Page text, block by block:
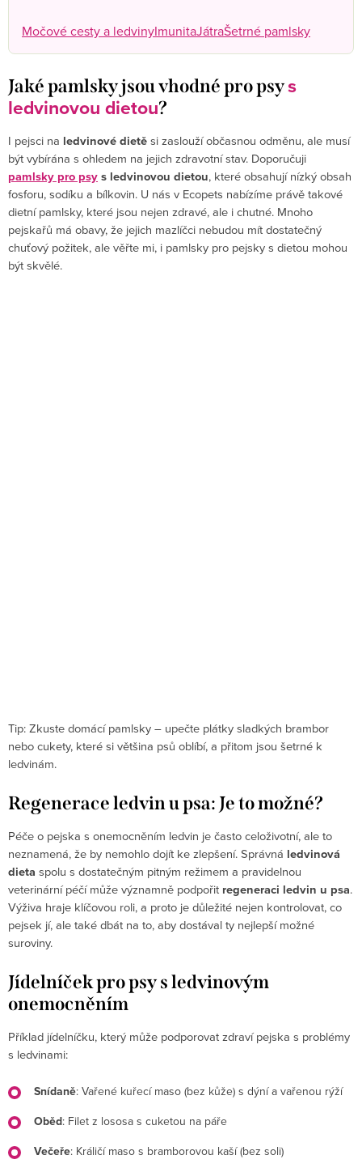
Močové cesty a ledvinyImunitaJátraŠetrné pamlsky
Jaké pamlsky jsou vhodné pro psys
ledvinovou dietou?
I pejsci na ledvinové dietěsi zaslouží občasnou odměnu, ale musí
být vybírána s ohledem na jejich zdravotní stav. Doporučuji
pamlsky pro psys ledvinovou dietou, které obsahují nízký obsah
fosforu, sodíku a bílkovin. U nás v Ecopets nabízíme právě takové
dietní pamlsky, které jsou nejen zdravé, ale i chutné. Mnoho
pejskařů má obavy, že jejich mazlíčci nebudou mít dostatečný
chuťový požitek, ale věřte mi, i pamlsky pro pejsky s dietou mohou
být skvělé.
Tip: Zkuste domácí pamlsky – upečte plátky sladkých brambor
nebo cukety, které si většina psů oblíbí, a přitom jsou šetrné k
ledvinám.
Regenerace ledvin u psa: Je to možné?
Péče o pejska s onemocněním ledvin je často celoživotní, ale to
neznamená, že by nemohlo dojít ke zlepšení. Správná ledvinová
dieta spolu s dostatečným pitným režimem a pravidelnou
veterinární péčí může významně podpořit regeneraci ledvin u psa.
Výživa hraje klíčovou roli, a proto je důležité nejen kontrolovat, co
pejsek jí, ale také dbát na to, aby dostával ty nejlepší možné
suroviny.
Jídelníček pro psy s ledvinovým
onemocněním
Příklad jídelníčku, který může podporovat zdraví pejska s problémy
s ledvinami:
Snídaně: Vařené kuřecí maso (bez kůže) s dýní a vařenou rýží
Oběd: Filet z lososa s cuketou na páře
Večeře: Králičí maso s bramborovou kaší (bez soli)